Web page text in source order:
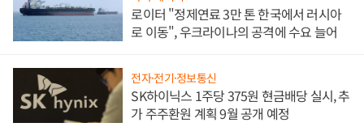
로이터 "정제연료 3만 톤 한국에서 러시아
로 이동", 우크라이나의 공격에 수요 늘어
전자·전기·정보통신
SK하이닉스 1주당 375원 현금배당 실시, 추
가 주주환원 계획 9월 공개 예정